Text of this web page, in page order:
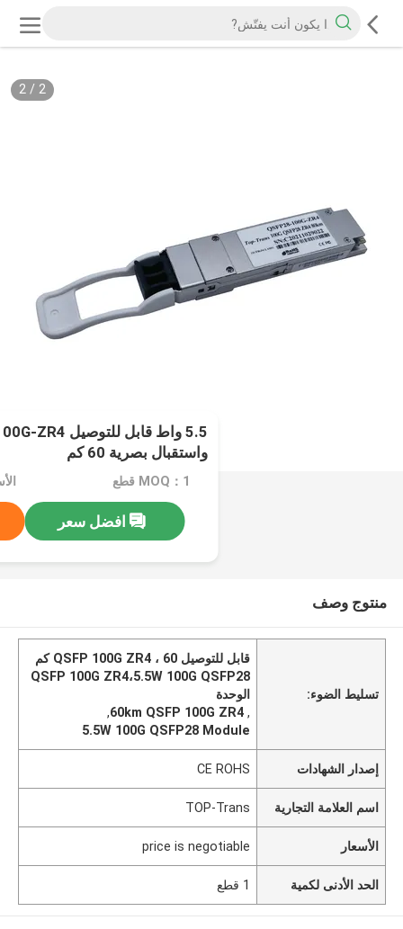
2
/
2
واستقبال بصرية 60 كم
MOQ：1 قطع
افضل سعر
منتوج وصف
تسليط الضوء:
قابل للتوصيل QSFP 100G ZR4 ، 60 كم
QSFP 100G ZR4،5.5W 100G QSFP28
الوحدة
,
60km QSFP 100G ZR4
,
5.5W 100G QSFP28 Module
إصدار الشهادات CE ROHS
اسم العلامة التجارية TOP-Trans
الأسعار price is negotiable
الحد الأدنى لكمية 1 قطع